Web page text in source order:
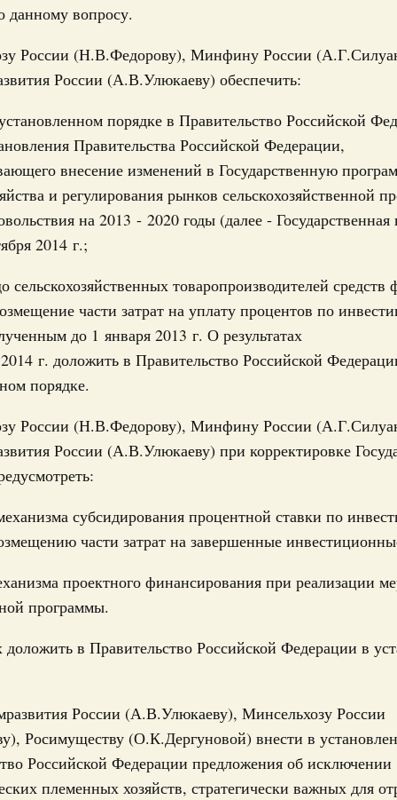
данному вопросу.
России (Н.В.Федорову), Минфину России
России (А.В.Улюкаеву) обеспечить:
порядке в Правительство Российской
Правительства Российской Федерации,
внесение изменений в Государственную
и регулирования рынков сельскохозяйственной
на 2013 - 2020 годы (далее - Государственная
2014 г.;
сельскохозяйственных товаропроизводителей средств
части затрат на уплату процентов по
до 1 января 2013 г. О результатах
г. доложить в Правительство Российской
порядке.
России (Н.В.Федорову), Минфину России
России (А.В.Улюкаеву) при корректировке
субсидирования процентной ставки по
части затрат на завершенные
проектного финансирования при реализации
программы.
доложить в Правительство Российской Федерации в
России (А.В.Улюкаеву), Минсельхозу России
Росимуществу (О.К.Дергуновой) внести в
Российской Федерации предложения об исключении
племенных хозяйств, стратегически важных для
стратегической сессии,
труда
понедельник
итогам стратегической сессии по развитию
суббота
образование
стратегической сессии по развитию
для достижения технологического
мая, пятница
итогам совещания с членами
социально-экономического развития
по итогам ежегодного отчёта
суббота
стратегической сессии,
собственности до 2036 года
марта, среда
Защита прав потребителей
итогам стратегической сессии,
платформенной экономики
ПН
3
24
31
Для
сервисом
Email